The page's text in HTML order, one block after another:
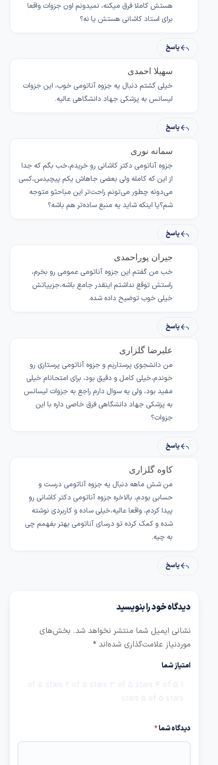
هستش کاملا فرق میکنه، نمیدونم اون جزوات واقعا
برای استاد کاشانی هستش یا نه؟
پاسخ
سهیلا احمدی
خیلی گشتم دنبال یه جزوه آناتومی خوب، این جزوات
لیسانس به پزشکی جهاد دانشگاهی عالیه.
پاسخ
سمانه نوری
جزوه آناتومی دکتر کاشانی رو خریدم،خب بگم که جدا
از این که کامله ولی بعضی جاهاش یکم پیچیدس،کسی
می‌دونه چطور می‌تونم راحت‌تر این مباحثو متوجه
شم؟یا اینکه شاید یه منبع ساده‌تر هم باشه؟
پاسخ
جیران پوراحمدی
خب من گفتم این جزوه آناتومی عمومی رو بخرم،
راستش توقع نداشتم اینقدر جامع باشه،جزییاتش
خیلی خوب توضیح داده شده.
پاسخ
علیرضا گلزاری
من دانشجوی پرستاریم و جزوه آناتومی پرستاری رو
خوندم،خیلی کامل و دقیق بود، برای امتحانام خیلی
مفید بود، ولی یه سوال دارم راجع به جزوات لیسانس
به پزشکی جهاد دانشگاهی فرق خاصی داره با این
جزوات؟
پاسخ
کاوه گلزاری
من شش ماهه دنبال یه جزوه آناتومی درست و
حسابی بودم، بالاخره جزوه آناتومی دکتر کاشانی رو
پیدا کردم، واقعا عالیه،خیلی ساده و کاربردی نوشته
شده و کمک کرده تو درسای آناتومی بهتر بفهمم چی
به چیه.
پاسخ
دیدگاه خود را بنویسید
نشانی ایمیل شما منتشر نخواهد شد. بخش‌های
موردنیاز علامت‌گذاری شده‌اند*
امتیاز شما
2 of 5 stars 3 of 5 stars 4 of 5
stars 5 of 5 stars
دیدگاه شما*